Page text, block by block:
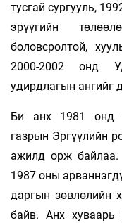
тусгай сургууль,
эрүүгийн
боловсролтой,
2000-2002 онд
удирдлагын ангийг
Би анх 1981 онд
газрын Эргүүлийн
ажилд орж байлаа.
1987 оны
даргын зөвлөлийн
байв. Анх